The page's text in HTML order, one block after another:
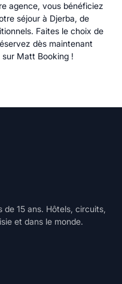
agence, vous bénéficiez
séjour à Djerba, de
Faites le choix de
dès maintenant
sur Matt Booking !
15 ans. Hôtels, circuits,
et dans le monde.